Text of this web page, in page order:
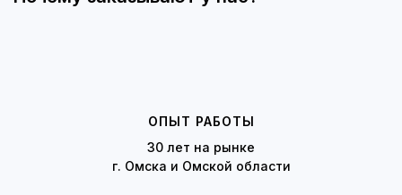
ОПЫТ РАБОТЫ
30 лет на рынке
г. Омска и Омской области